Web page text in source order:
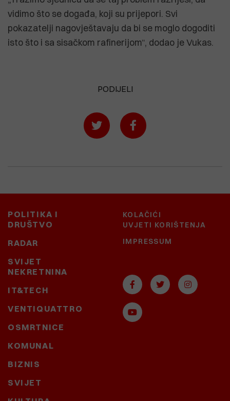
vidimo što se događa, koji su prijepori. Svi
pokazatelji nagovještavaju da bi se moglo dogoditi
isto što i sa sisačkom rafinerijom“, dodao je Vukas.
PODIJELI
POLITIKA I
DRUŠTVO
RADAR
SVIJET
NEKRETNINA
IT&TECH
VENTIQUATTRO
OSMRTNICE
KOMUNAL
BIZNIS
SVIJET
KOLAČIĆI
UVJETI KORIŠTENJA
IMPRESSUM